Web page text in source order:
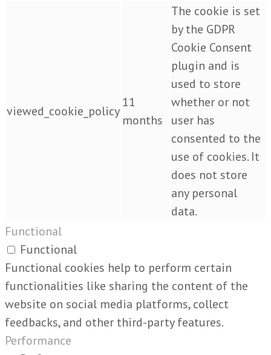
viewed_cookie_policy
11
months
The cookie is set
by the GDPR
Cookie Consent
plugin and is
used to store
whether or not
user has
consented to the
use of cookies. It
does not store
any personal
data.
Functional
Functional
Functional cookies help to perform certain
functionalities like sharing the content of the
website on social media platforms, collect
feedbacks, and other third-party features.
Performance